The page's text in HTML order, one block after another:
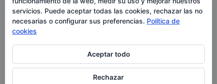
RedWebAgencia.com
Calle Alcátara 82, MADRID
servicios. Puede aceptar todas las cookies, rechazar las no
necesarias o configurar sus preferencias. Política de
cookies
Aceptar todo
Rechazar